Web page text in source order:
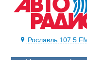
Рославль 107.5